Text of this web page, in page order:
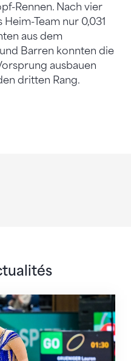
Rennen. Nach vier
Team nur 0,031
aus dem
Barren konnten die
ausbauen
dritten Rang.
du monde